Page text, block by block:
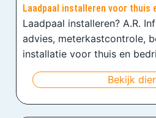
Laadpaal installeren voor thuis
Laadpaal installeren? A.R.
advies, meterkastcontrole,
installatie voor thuis en
Bekijk